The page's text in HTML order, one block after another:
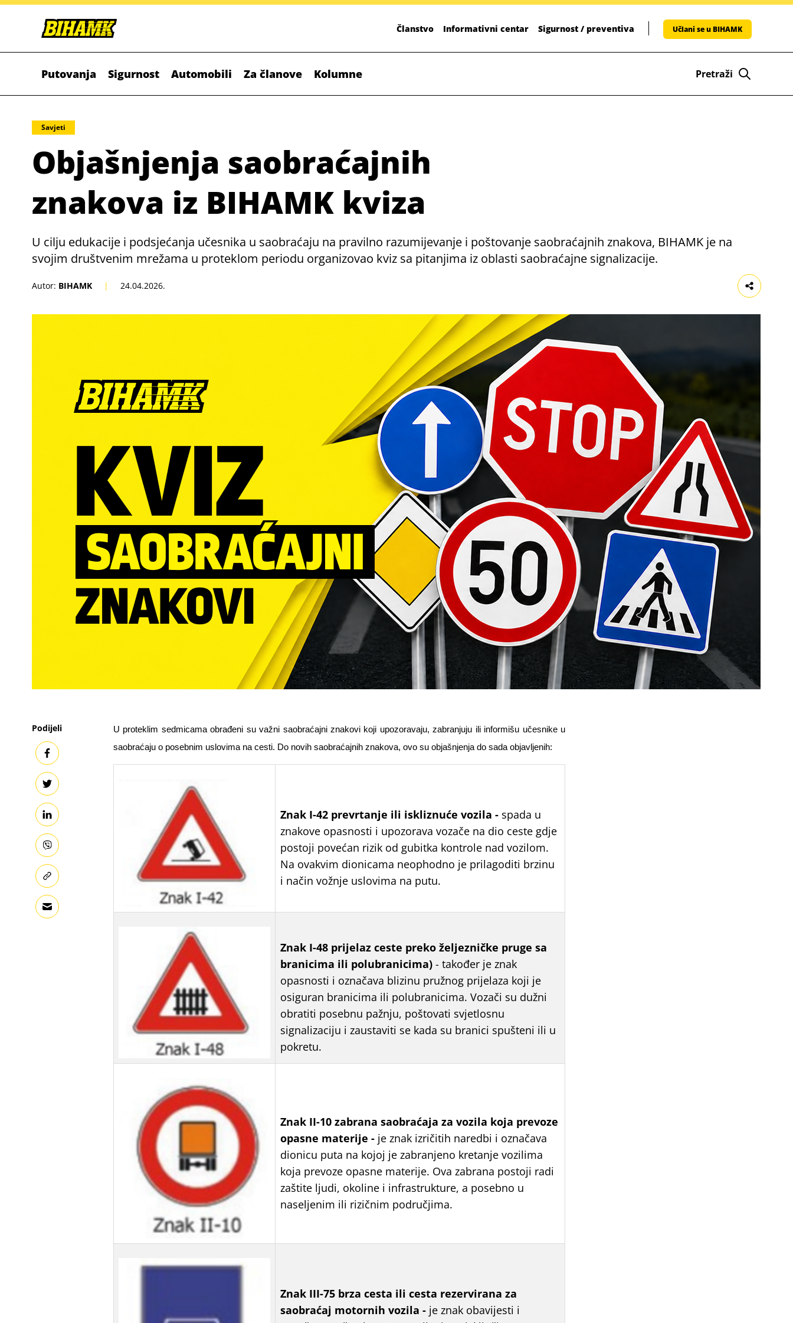
Članstvo Informativni centar Sigurnost / preventiva Učlani se u BIHAMK
Putovanja Sigurnost Automobili Za članove Kolumne Pretraži
Savjeti
Objašnjenja saobraćajnih
znakova iz BIHAMK kviza
U cilju edukacije i podsjećanja učesnika u saobraćaju na pravilno razumijevanje i poštovanje saobraćajnih znakova, BIHAMK je na
svojim društvenim mrežama u proteklom periodu organizovao kviz sa pitanjima iz oblasti saobraćajne signalizacije.
Autor: BIHAMK | 24.04.2026.
Podijeli
U proteklim sedmicama obrađeni su važni saobraćajni znakovi koji upozoravaju, zabranjuju ili informišu učesnike u
saobraćaju o posebnim uslovima na cesti. Do novih saobraćajnih znakova, ovo su objašnjenja do sada objavljenih:
Znak I-42 prevrtanje ili iskliznuće vozila - spada u
znakove opasnosti i upozorava vozače na dio ceste gdje
postoji povećan rizik od gubitka kontrole nad vozilom.
Na ovakvim dionicama neophodno je prilagoditi brzinu
i način vožnje uslovima na putu.
Znak I-48 prijelaz ceste preko željezničke pruge sa
branicima ili polubranicima) - također je znak
opasnosti i označava blizinu pružnog prijelaza koji je
osiguran branicima ili polubranicima. Vozači su dužni
obratiti posebnu pažnju, poštovati svjetlosnu
signalizaciju i zaustaviti se kada su branici spušteni ili u
pokretu.
Znak II-10 zabrana saobraćaja za vozila koja prevoze
opasne materije - je znak izričitih naredbi i označava
dionicu puta na kojoj je zabranjeno kretanje vozilima
koja prevoze opasne materije. Ova zabrana postoji radi
zaštite ljudi, okoline i infrastrukture, a posebno u
naseljenim ili rizičnim područjima.
Znak III-75 brza cesta ili cesta rezervirana za
saobraćaj motornih vozila - je znak obavijesti i